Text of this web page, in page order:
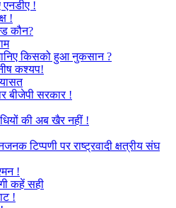
!
!
कौन?
किसको हुआ नुकसान ?
कश्यप!
बीजेपी सरकार !
की अब खैर नहीं !
टिप्पणी पर राष्ट्रवादी क्षत्रीय संघ
!
कहें सही
!